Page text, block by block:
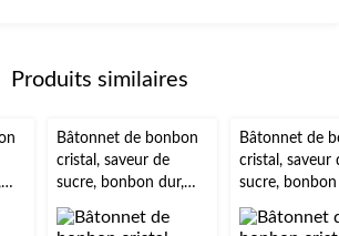
Produits similaires
Bâtonnet de bonbon
cristal, saveur de
sucre, bonbon dur,
blanc, pour fête
d'anniversaire/cadeau
Bâtonnet de
cristal, saveur
sucre, bonbon
doré, pour